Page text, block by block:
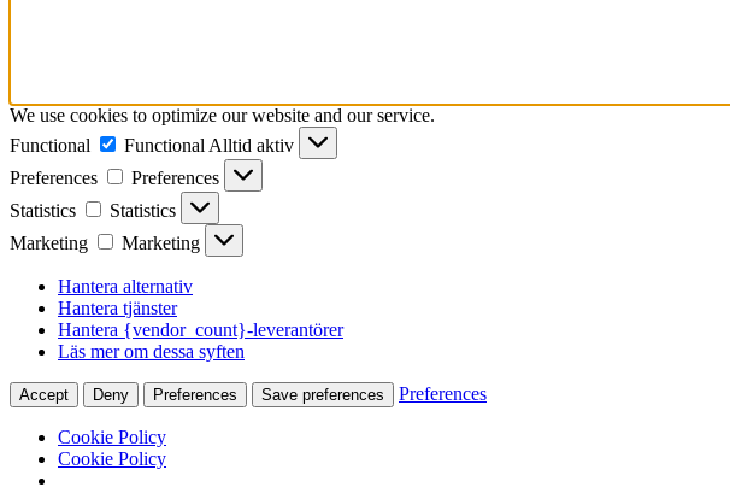
We use cookies to optimize our website and our service.
Functional
Functional Alltid aktiv
Preferences
Preferences
Statistics
Statistics
Marketing
Marketing
Hantera alternativ
Hantera tjänster
Hantera {vendor_count}-leverantörer
Läs mer om dessa syften
Accept Deny Preferences Save preferences Preferences
Cookie Policy
Cookie Policy